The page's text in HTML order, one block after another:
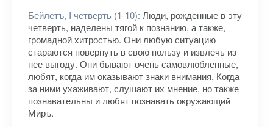
Бейлетъ, I четверть (1-10): Люди, рожденные в эту
четверть, наделены тягой к познанию, а также,
громадной хитростью. Они любую ситуацию
стараются повернуть в свою пользу и извлечь из
нее выгоду. Они бывают очень самовлюбленные,
любят, когда им оказывают знаки внимания, Когда
за ними ухаживают, слушают их мнение, но также
познавательны и любят познавать окружающий
Миръ.